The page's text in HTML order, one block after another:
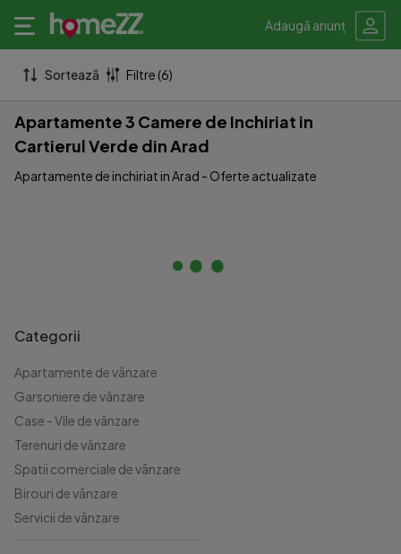
Adaugă anunț
Sortează Filtre (6)
Apartamente 3 Camere de Inchiriat in
Cartierul Verde din Arad
Apartamente de inchiriat in Arad - Oferte actualizate
Categorii
Apartamente de vânzare
Garsoniere de vânzare
Case - Vile de vânzare
Terenuri de vânzare
Spatii comerciale de vânzare
Birouri de vânzare
Servicii de vânzare